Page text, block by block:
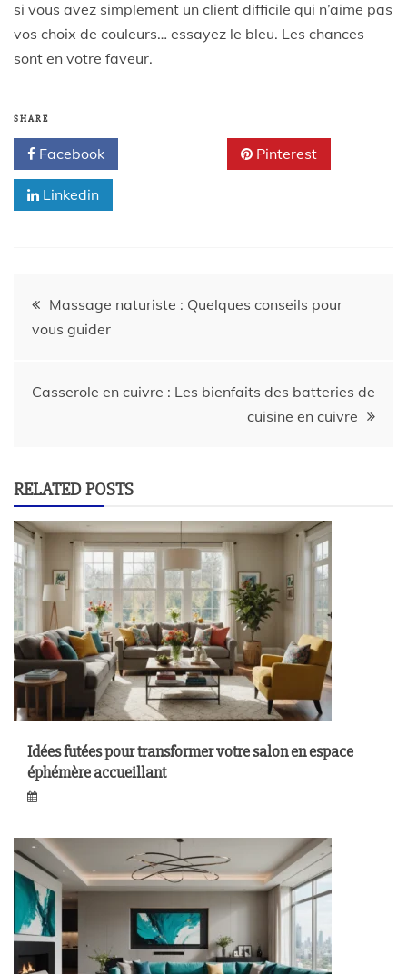
si vous avez simplement un client difficile qui n’aime pas
vos choix de couleurs… essayez le bleu. Les chances
sont en votre faveur.
SHARE
Facebook Pinterest
Linkedin
Massage naturiste : Quelques conseils pour
vous guider
Casserole en cuivre : Les bienfaits des batteries de
cuisine en cuivre
RELATED POSTS
Idées futées pour transformer votre salon en espace
éphémère accueillant